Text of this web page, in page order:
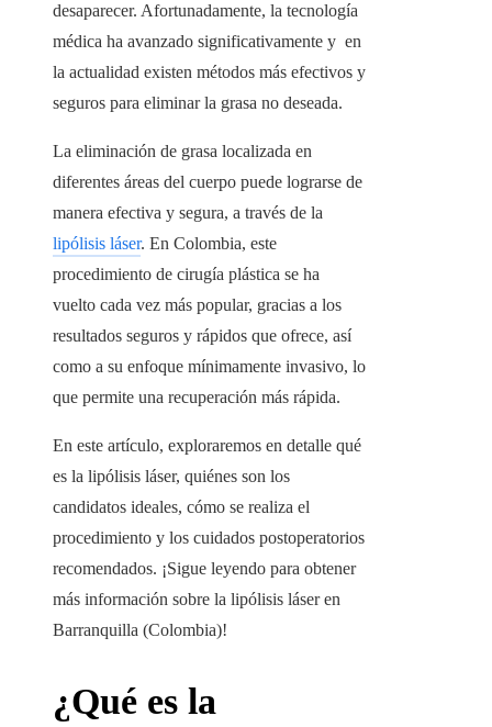
desaparecer. Afortunadamente, la tecnología
médica ha avanzado significativamente y en
la actualidad existen métodos más efectivos y
seguros para eliminar la grasa no deseada.
La eliminación de grasa localizada en
diferentes áreas del cuerpo puede lograrse de
manera efectiva y segura, a través de la
lipólisis láser. En Colombia, este
procedimiento de cirugía plástica se ha
vuelto cada vez más popular, gracias a los
resultados seguros y rápidos que ofrece, así
como a su enfoque mínimamente invasivo, lo
que permite una recuperación más rápida.
En este artículo, exploraremos en detalle qué
es la lipólisis láser, quiénes son los
candidatos ideales, cómo se realiza el
procedimiento y los cuidados postoperatorios
recomendados. ¡Sigue leyendo para obtener
más información sobre la lipólisis láser en
Barranquilla (Colombia)!
¿Qué es la